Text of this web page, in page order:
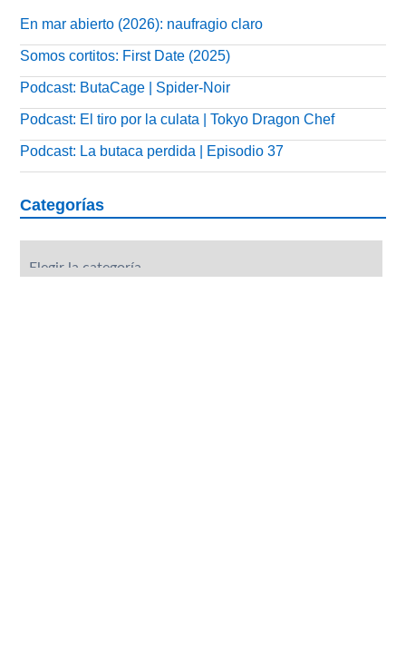
En mar abierto (2026): naufragio claro
Somos cortitos: First Date (2025)
Podcast: ButaCage | Spider-Noir
Podcast: El tiro por la culata | Tokyo Dragon Chef
Podcast: La butaca perdida | Episodio 37
Categorías